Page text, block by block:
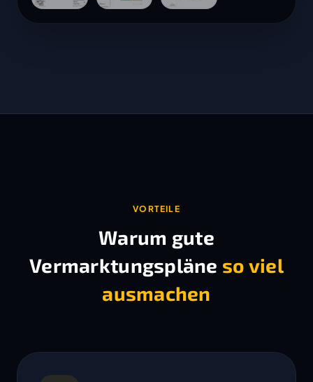
VORTEILE
Warum gute
Vermarktungspläne so viel
ausmachen